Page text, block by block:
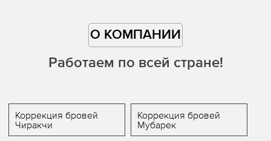
О КОМПАНИИ
Работаем по всей стране!
Коррекция бровей
Чиракчи
Коррекция бровей
Мубарек